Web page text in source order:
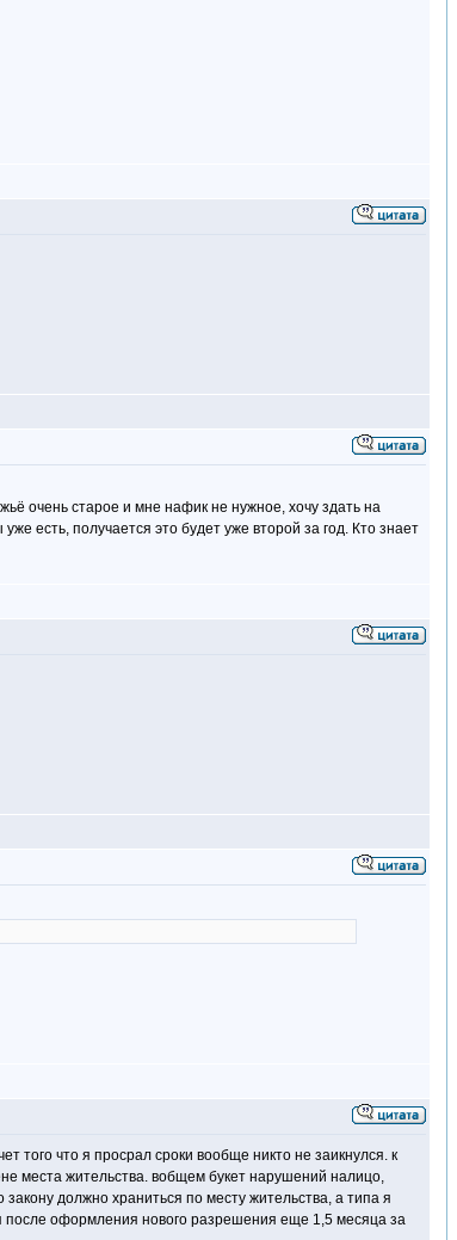
очень старое и мне нафик не нужное, хочу здать на
есть, получается это будет уже второй за год. Кто знает
того что я просрал сроки вообще никто не заикнулся. к
места жительства. вобщем букет нарушений налицо,
должно храниться по месту жительства, а типа я
после оформления нового разрешения еще 1,5 месяца за